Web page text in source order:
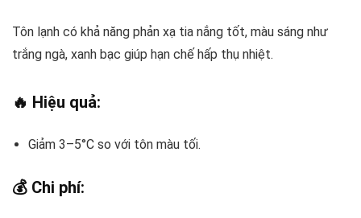
Tôn lạnh có khả năng phản xạ tia nắng tốt, màu sáng như
trắng ngà, xanh bạc giúp hạn chế hấp thụ nhiệt.
🔥 Hiệu quả:
Giảm 3–5°C so với tôn màu tối.
💰 Chi phí: